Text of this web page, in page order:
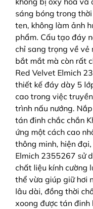
sáng bóng trong
ten, không làm ảnh
phẩm. Cấu tạo đáy
chỉ sang trọng về vẻ
bắt mắt mà còn rất
Red Velvet Elmich
thiết kế đáy dày 5
cao trong việc
trình nấu nướng.
tán đinh chắc chắn
ứng một cách cao
thông minh, hiện
Elmich 2355267 sử
chất liệu kính cường
thể vừa giúp giữ hơi
lâu dài, đồng thời
xoong được tán đinh